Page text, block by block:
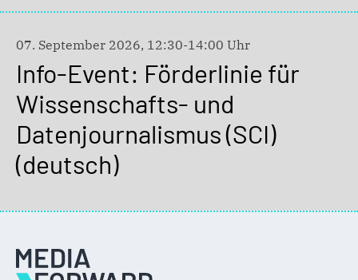
07. September 2026, 12:30-14:00 Uhr
Info-Event: Förderlinie für
Wissenschafts- und
Datenjournalismus (SCI)
(deutsch)